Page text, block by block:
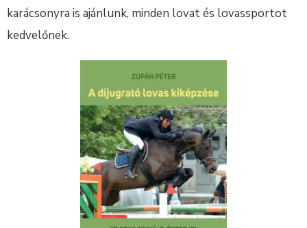
karácsonyra is ajánlunk, minden lovat és lovassportot
kedvelőnek.